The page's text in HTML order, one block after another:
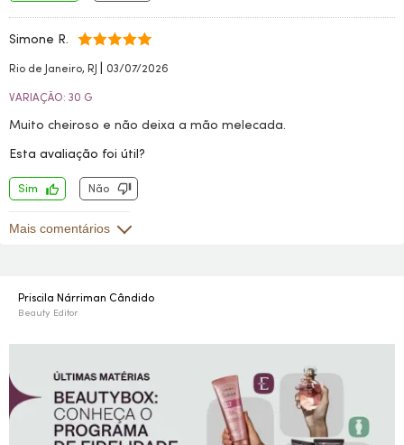
Simone R.
Rio de Janeiro, RJ | 03/07/2026
VARIAÇÃO: 30 G
Muito cheiroso e não deixa a mão melecada.
Esta avaliação foi útil?
Sim Não
Mais comentários
Priscila Nárriman Cândido
Beauty Editor